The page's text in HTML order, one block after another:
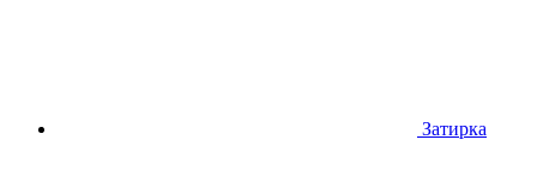
Затирка